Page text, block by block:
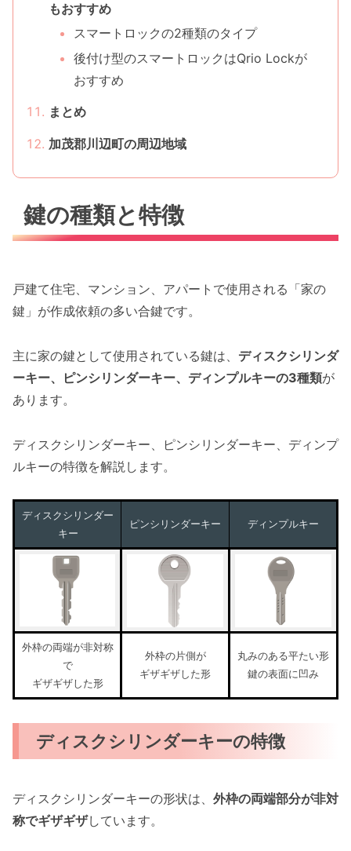
もおすすめ
スマートロックの2種類のタイプ
後付け型のスマートロックはQrio Lockが
おすすめ
まとめ
加茂郡川辺町の周辺地域
鍵の種類と特徴
戸建て住宅、マンション、アパートで使用される「家の
鍵」が作成依頼の多い合鍵です。
主に家の鍵として使用されている鍵は、 ディスクシリンダ
ーキー、ピンシリンダーキー、ディンプルキーの3種類が
あります。
ディスクシリンダーキー、ピンシリンダーキー、ディンプ
ルキーの特徴を解説します。
ディスクシリンダー
キー
ピンシリンダーキー ディンプルキー
外枠の両端が非対称
で
ギザギザした形
外枠の片側が
ギザギザした形
丸みのある平たい形
鍵の表面に凹み
ディスクシリンダーキーの特徴
ディスクシリンダーキーの形状は、 外枠の両端部分が非対
称でギザギザしています。